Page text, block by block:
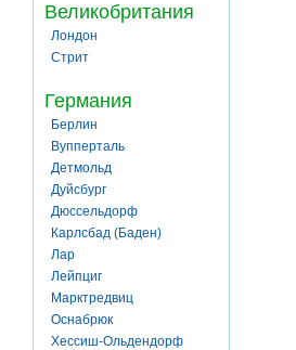
Великобритания
Лондон
Стрит
Германия
Берлин
Вупперталь
Детмольд
Дуйсбург
Дюссельдорф
Карлсбад (Баден)
Лар
Лейпциг
Марктредвиц
Оснабрюк
Хессиш-Ольдендорф